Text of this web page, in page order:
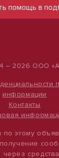
помощь в
– 2026 ООО
информации
Контакты
по этому
через